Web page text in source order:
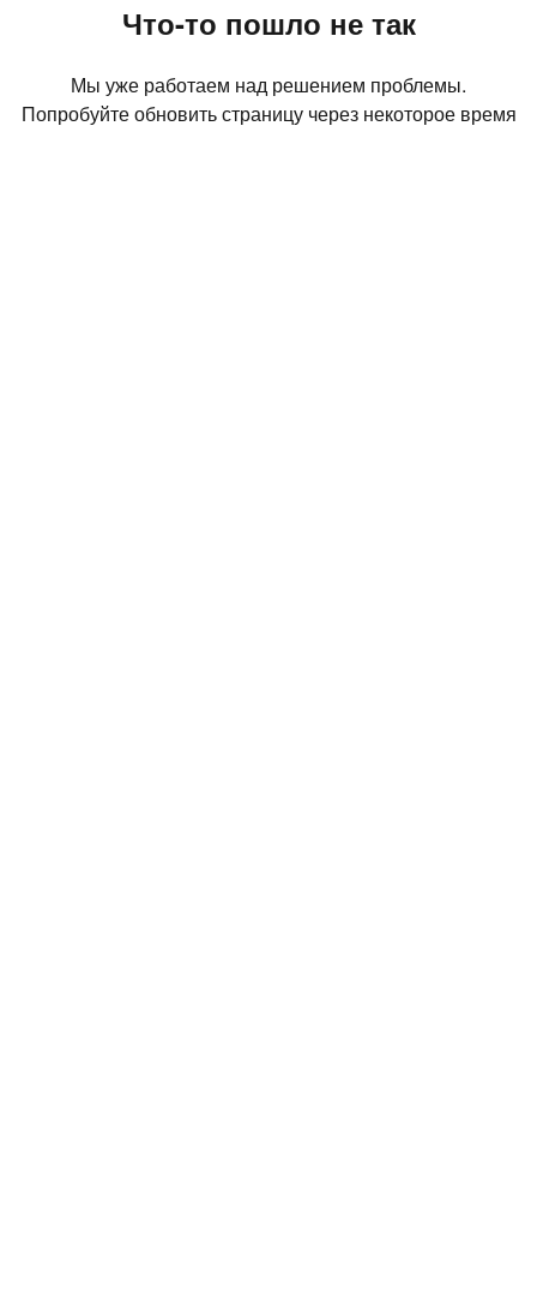
Что-то пошло не так
Мы уже работаем над решением проблемы.
Попробуйте обновить страницу через некоторое время